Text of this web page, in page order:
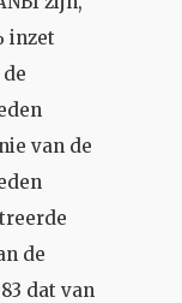
inzet
van de
de
dat van